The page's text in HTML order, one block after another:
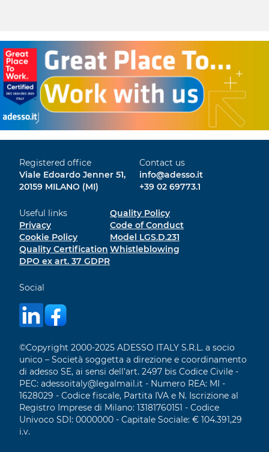
Registered office
Viale Edoardo Jenner 51,
20159 MILANO (MI)
Contact us
info@adesso.it
+39 02 69773.1
Useful links
Privacy
Cookie Policy
Quality Certification
DPO ex art. 37 GDPR
Quality Policy
Code of Conduct
Model LGS.D.231
Whistleblowing
Social
©Copyright 2000-2025 ADESSO ITALY S.R.L. a socio
unico – Società soggetta a direzione e coordinamento
di adesso SE, ai sensi dell’art. 2497 bis Codice Civile -
PEC: adessoitaly@legalmail.it - Numero REA: MI -
1628029 - Codice fiscale, Partita IVA e N. Iscrizione al
Registro Imprese di Milano: 13181760151 - Codice
Univoco SDI: 0000000 - Capitale Sociale: € 104.391,29
i.v.